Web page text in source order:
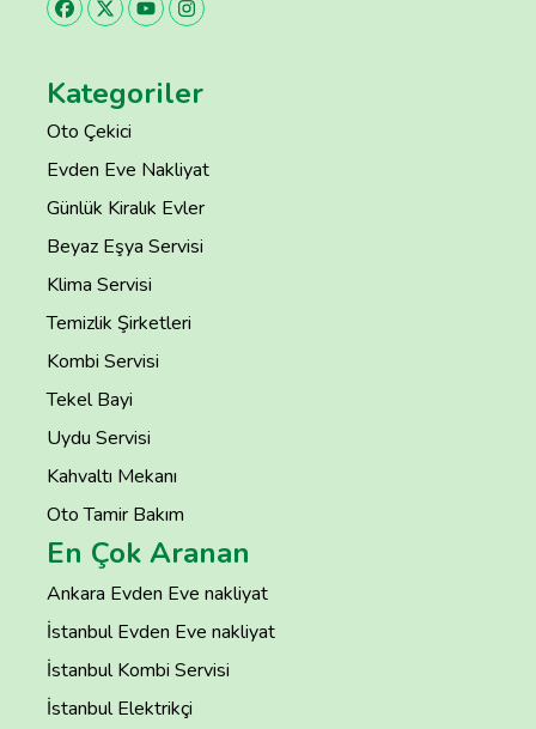
Kategoriler
Oto Çekici
Evden Eve Nakliyat
Günlük Kiralık Evler
Beyaz Eşya Servisi
Klima Servisi
Temizlik Şirketleri
Kombi Servisi
Tekel Bayi
Uydu Servisi
Kahvaltı Mekanı
Oto Tamir Bakım
En Çok Aranan
Ankara Evden Eve nakliyat
İstanbul Evden Eve nakliyat
İstanbul Kombi Servisi
İstanbul Elektrikçi